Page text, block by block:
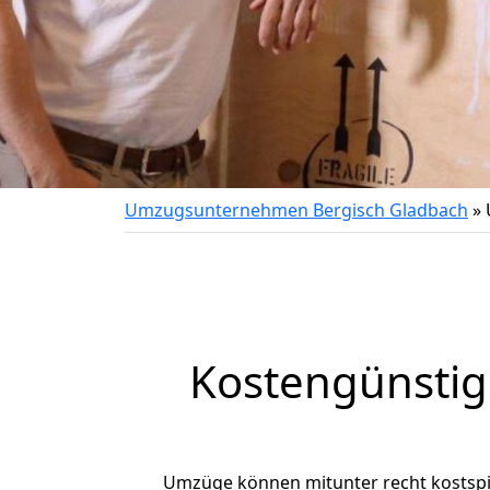
Umzugsunternehmen Bergisch Gladbach »
Umzüge können mitunter recht